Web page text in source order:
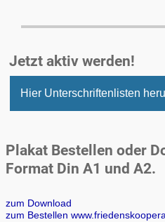
Jetzt aktiv werden!
Hier Unterschriftenlisten
Plakat Bestellen oder
Format Din A1 und A2.
zum Download
zum Bestellen